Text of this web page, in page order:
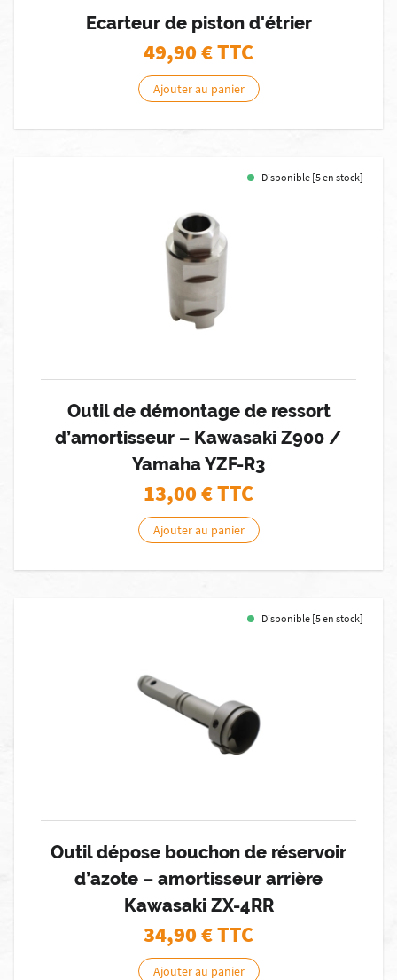
Ecarteur de piston d'étrier
49,90€ TTC
Ajouter au panier
Disponible [5 en stock]
Outil de démontage de ressort
d’amortisseur – Kawasaki Z900 /
Yamaha YZF-R3
13,00€ TTC
Ajouter au panier
Disponible [5 en stock]
Outil dépose bouchon de réservoir
d’azote – amortisseur arrière
Kawasaki ZX-4RR
34,90€ TTC
Ajouter au panier